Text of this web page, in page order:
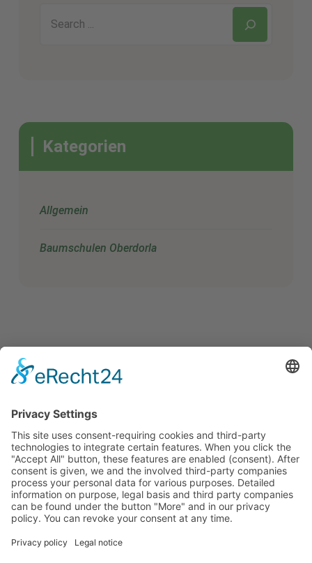
Kategorien
Allgemein
Baumschulen Oberdorla
Link
Flyer English
Sustainability
Terms and Conditions
Contact
German
Hungarian
English
Legal
Imprint
Data
protection
Barrierefreiheitserkärung